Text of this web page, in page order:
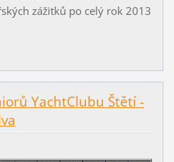
zážitků po celý rok 2013
YachtClubu Štětí -